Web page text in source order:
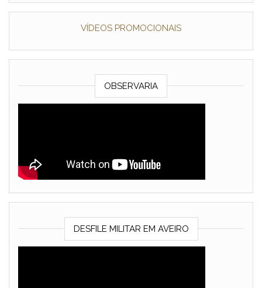
VÍDEOS PROMOCIONAIS
OBSERVARIA
DESFILE MILITAR EM AVEIRO